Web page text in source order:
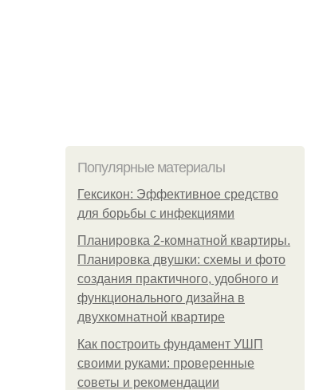
Популярные материалы
Гексикон: Эффективное средство
для борьбы с инфекциями
Планировка 2-комнатной квартиры.
Планировка двушки: схемы и фото
создания практичного, удобного и
функционального дизайна в
двухкомнатной квартире
Как построить фундамент УШП
своими руками: проверенные
советы и рекомендации